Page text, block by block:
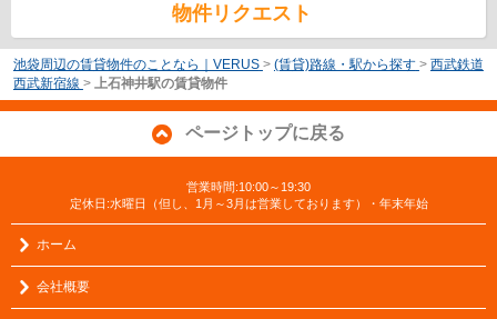
物件リクエスト
池袋周辺の賃貸物件のことなら｜VERUS > (賃貸)路線・駅から探す > 西武鉄道
西武新宿線 > 上石神井駅の賃貸物件
ページトップに戻る
営業時間:10:00～19:30
定休日:水曜日（但し、1月～3月は営業しております）・年末年始
ホーム
会社概要